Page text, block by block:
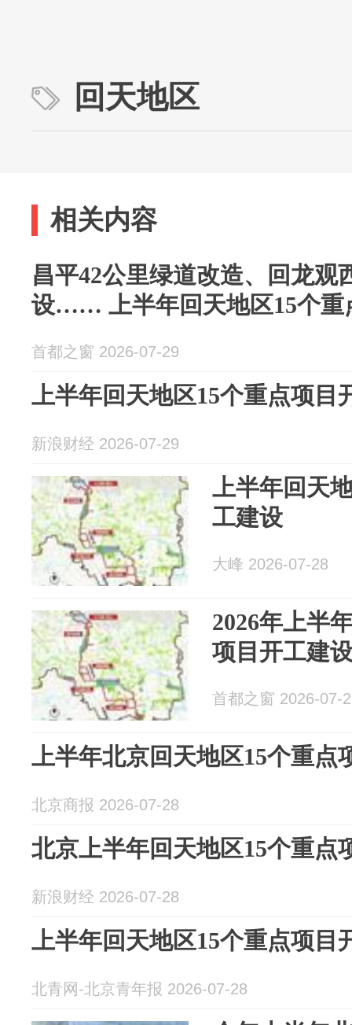
回天地区
相关内容
昌平42公里绿道改造、回龙观
设…… 上半年回天地区15个重
首都之窗 2026-07-29
上半年回天地区15个重点项目
新浪财经 2026-07-29
上半年回天
工建设
大峰 2026-07-28
2026年上半
项目开工建
首都之窗 2026-07-
上半年北京回天地区15个重点
北京商报 2026-07-28
北京上半年回天地区15个重点
新浪财经 2026-07-28
上半年回天地区15个重点项目
北青网-北京青年报 2026-07-28